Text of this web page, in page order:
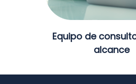
Equipo de
alcance